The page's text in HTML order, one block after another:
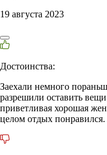
19 августа 2023
Достоинства:
Заехали немного
разрешили оставить
приветливая хорошая
целом отдых понравился.